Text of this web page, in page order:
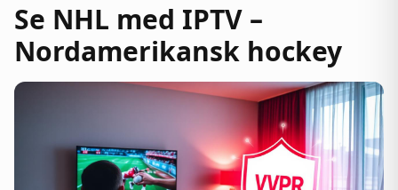
Se NHL med IPTV –
Nordamerikansk hockey